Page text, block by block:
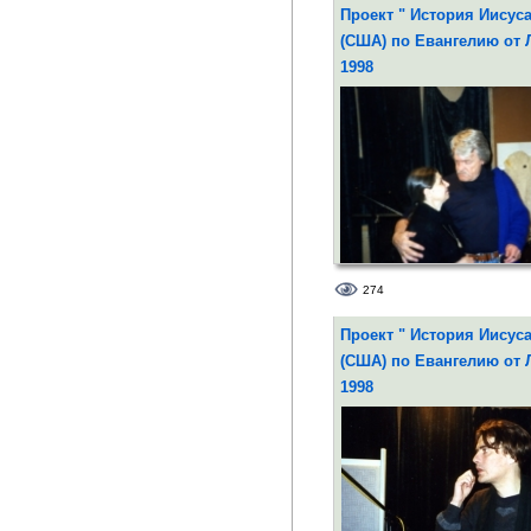
Деве Марии - Борис
Маргарита Терехова
Проект " История
(США) по Евангелию от
1998
274
Проект " История
(США) по Евангелию от
1998